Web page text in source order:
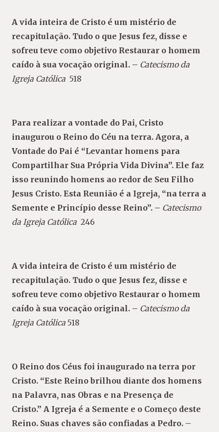
A vida inteira de Cristo é um mistério de
recapitulação. Tudo o que Jesus fez, disse e
sofreu teve como objetivo Restaurar o homem
caído à sua vocação original. – Catecismo da
Igreja Católica 518
Para realizar a vontade do Pai, Cristo
inaugurou o Reino do Céu na terra. Agora, a
Vontade do Pai é “Levantar homens para
Compartilhar Sua Própria Vida Divina”. Ele faz
isso reunindo homens ao redor de Seu Filho
Jesus Cristo. Esta Reunião é a Igreja, “na terra a
Semente e Princípio desse Reino”. – Catecismo
da Igreja Católica 246
A vida inteira de Cristo é um mistério de
recapitulação. Tudo o que Jesus fez, disse e
sofreu teve como objetivo Restaurar o homem
caído à sua vocação original. – Catecismo da
Igreja Católica 518
O Reino dos Céus foi inaugurado na terra por
Cristo. “Este Reino brilhou diante dos homens
na Palavra, nas Obras e na Presença de
Cristo.” A Igreja é a Semente e o Começo deste
Reino. Suas chaves são confiadas a Pedro. –